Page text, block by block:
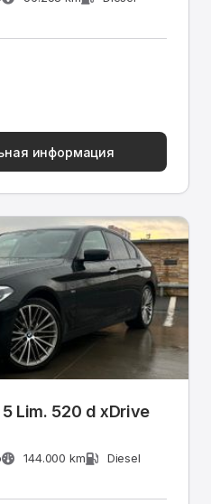
информация
Lim. 520 d xDrive
144.000 km
Diesel